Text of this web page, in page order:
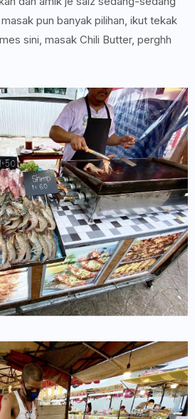
pun banyak pilihan, ikut tekak
sini, masak Chili Butter, perghh